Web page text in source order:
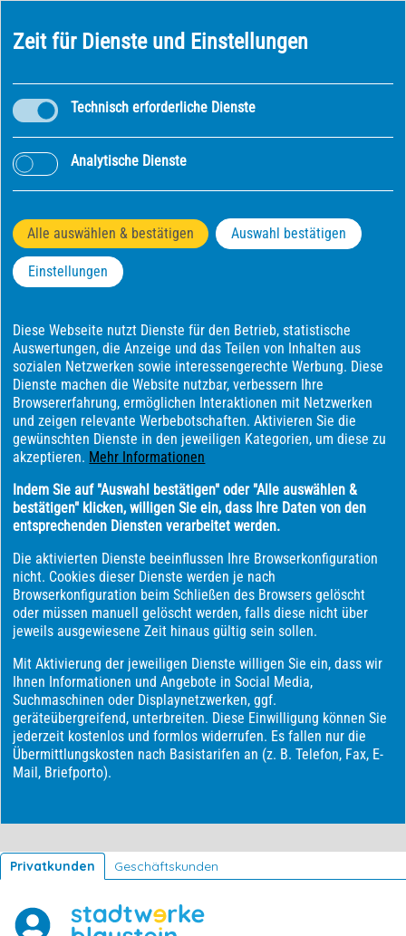
Privatkunden Geschäftskunden